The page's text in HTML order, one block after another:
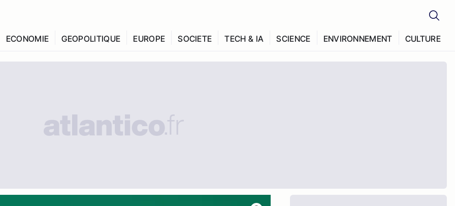
ECONOMIE GEOPOLITIQUE EUROPE SOCIETE TECH & IA SCIENCE ENVIRONNEMENT CULTURE